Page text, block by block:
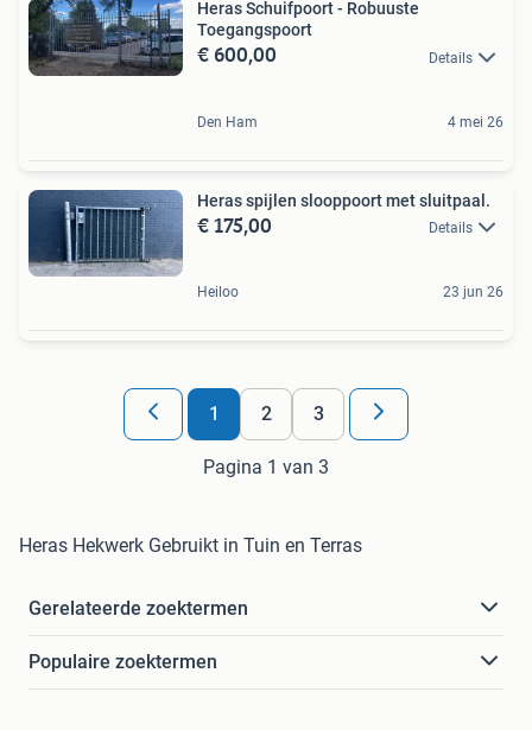
Heras Schuifpoort - Robuuste
Toegangspoort
€ 600,00 Details
Den Ham 4 mei 26
Heras spijlen slooppoort met sluitpaal.
€ 175,00 Details
Heiloo 23 jun 26
1 2 3
Pagina 1 van 3
Heras Hekwerk Gebruikt in Tuin en Terras
Gerelateerde zoektermen
Populaire zoektermen